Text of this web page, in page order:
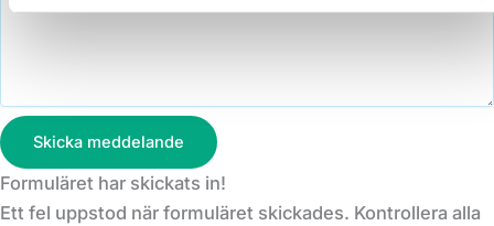
Skicka meddelande
Formuläret har skickats in!
Ett fel uppstod när formuläret skickades. Kontrollera alla